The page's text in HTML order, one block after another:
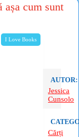
I Love Books
așa cum sunt
AUTOR:
Jessica
Cunsolo
Cărți